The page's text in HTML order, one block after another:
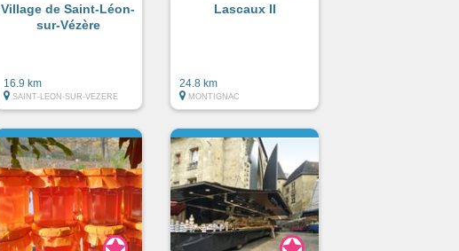
Village de Saint-Léon-
sur-Vézère
16.9 km
SAINT-LEON-SUR-VEZERE
Lascaux II
24.8 km
MONTIGNAC